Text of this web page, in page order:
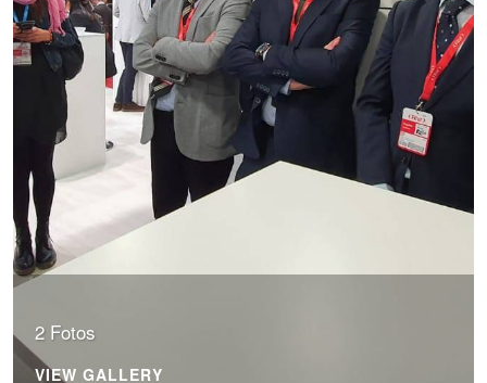
2 Fotos
VIEW GALLERY